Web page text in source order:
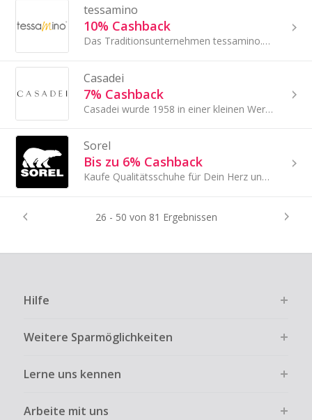
tessamino
10% Cashback
Das Traditionsunternehmen tessamino.de ist der Online-Shop für bequeme, ansprechende Schuhe.
Casadei
7% Cashback
Casadei wurde 1958 in einer kleinen Werkstatt in San Mauro Pascoli gegründet.
Sorel
Bis zu 6% Cashback
Kaufe Qualitätsschuhe für Dein Herz und Deine Sohle. Sorels Schuhwerk ist so konzipiert, dass Du jeden Deiner Schritte genießen kannst.
26 - 50 von 81 Ergebnissen
Hilfe
Weitere Sparmöglichkeiten
Lerne uns kennen
Arbeite mit uns